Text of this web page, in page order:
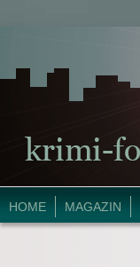
HOME MAGAZIN